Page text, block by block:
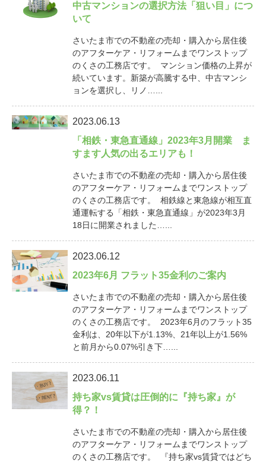
中古マンションの選択方法「狙い目」につ
いて
さいたま市での不動産の売却・購入から居住後
のアフターケア・リフォームまでワンストップ
のくさの工務店です。 マンション価格の上昇が
続いています。新築が高騰する中、中古マンシ
ョンを選択し、リノ…...
2023.06.13
「相鉄・東急直通線」2023年3月開業 ま
すます人気の出るエリアも！
さいたま市での不動産の売却・購入から居住後
のアフターケア・リフォームまでワンストップ
のくさの工務店です。 相鉄線と東急線が相互直
通運転する「相鉄・東急直通線」が2023年3月
18日に開業されました…...
2023.06.12
2023年6月 フラット35金利のご案内
さいたま市での不動産の売却・購入から居住後
のアフターケア・リフォームまでワンストップ
のくさの工務店です。 2023年6月のフラット35
金利は、20年以下が1.13%、21年以上が1.56%
と前月から0.07%引き下…...
2023.06.11
持ち家vs賃貸は圧倒的に『持ち家』が
得？！
さいたま市での不動産の売却・購入から居住後
のアフターケア・リフォームまでワンストップ
のくさの工務店です。 『持ち家vs賃貸ではどち